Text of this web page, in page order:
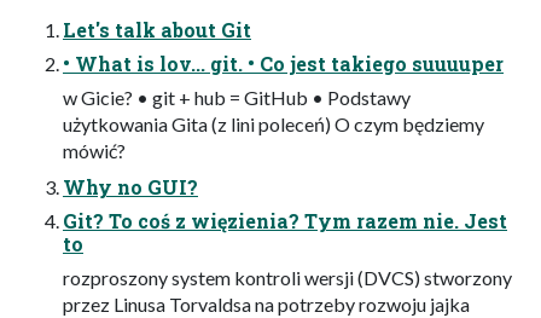
Let's talk about Git
• What is lov... git. • Co jest takiego suuuuper
w Gicie? • git + hub = GitHub • Podstawy
użytkowania Gita (z lini poleceń) O czym będziemy
mówić?
Why no GUI?
Git? To coś z więzienia? Tym razem nie. Jest
to
rozproszony system kontroli wersji (DVCS) stworzony
przez Linusa Torvaldsa na potrzeby rozwoju jajka